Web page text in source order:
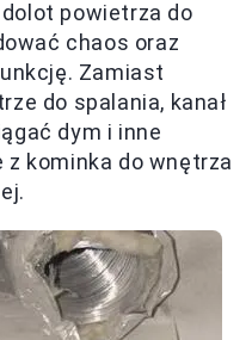
powietrza do
chaos oraz
Zamiast
do spalania, kanał
dym i inne
kominka do wnętrza